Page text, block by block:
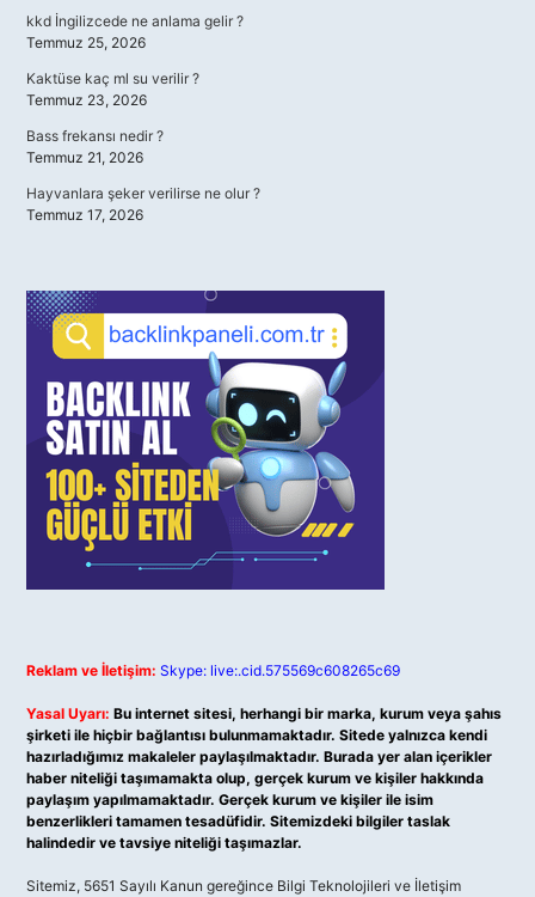
kkd İngilizcede ne anlama gelir ?
Temmuz 25, 2026
Kaktüse kaç ml su verilir ?
Temmuz 23, 2026
Bass frekansı nedir ?
Temmuz 21, 2026
Hayvanlara şeker verilirse ne olur ?
Temmuz 17, 2026
Reklam ve İletişim: Skype: live:.cid.575569c608265c69
Yasal Uyarı: Bu internet sitesi, herhangi bir marka, kurum veya şahıs
şirketi ile hiçbir bağlantısı bulunmamaktadır. Sitede yalnızca kendi
hazırladığımız makaleler paylaşılmaktadır. Burada yer alan içerikler
haber niteliği taşımamakta olup, gerçek kurum ve kişiler hakkında
paylaşım yapılmamaktadır. Gerçek kurum ve kişiler ile isim
benzerlikleri tamamen tesadüfidir. Sitemizdeki bilgiler taslak
halindedir ve tavsiye niteliği taşımazlar.
Sitemiz, 5651 Sayılı Kanun gereğince Bilgi Teknolojileri ve İletişim